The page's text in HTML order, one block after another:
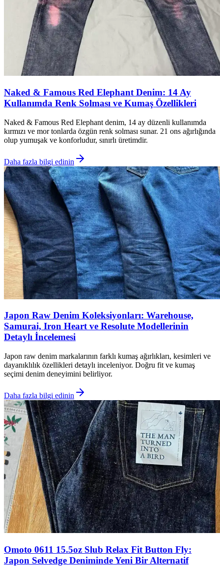
Naked & Famous Red Elephant Denim: 14 Ay
Kullanımda Renk Solması ve Kumaş Özellikleri
Naked & Famous Red Elephant denim, 14 ay düzenli kullanımda
kırmızı ve mor tonlarda özgün renk solması sunar. 21 ons ağırlığında
olup yumuşak ve konforludur, sınırlı üretimdir.
Daha fazla bilgi edinin
Japon Raw Denim Koleksiyonları: Warehouse,
Samurai, Iron Heart ve Resolute Modellerinin
Detaylı İncelemesi
Japon raw denim markalarının farklı kumaş ağırlıkları, kesimleri ve
dayanıklılık özellikleri detaylı inceleniyor. Doğru fit ve kumaş
seçimi denim deneyimini belirliyor.
Daha fazla bilgi edinin
Omoto 0611 15.5oz Slub Relax Fit Button Fly:
Japon Selvedge Deniminde Yeni Bir Alternatif